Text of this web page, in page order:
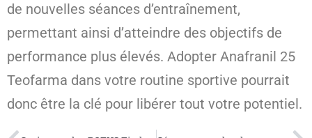
de nouvelles séances d’entraînement,
permettant ainsi d’atteindre des objectifs de
performance plus élevés. Adopter Anafranil 25
Teofarma dans votre routine sportive pourrait
donc être la clé pour libérer tout votre potentiel.